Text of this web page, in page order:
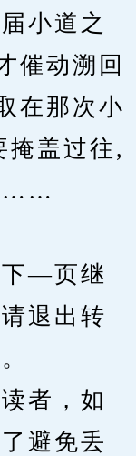
小道之
催动溯回
在那次小
掩盖过往,
—页继
退出转
者，如
避免丢